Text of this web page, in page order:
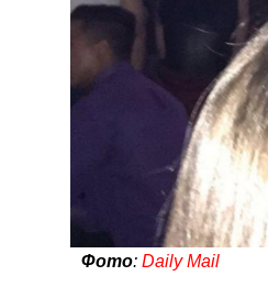
Фото: Daily Mail